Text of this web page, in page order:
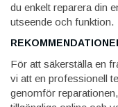
du enkelt reparera din
utseende och funktion.
För att säkerställa en
vi att en professionell
genomför